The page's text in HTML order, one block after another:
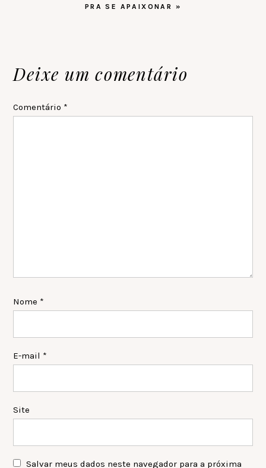
PRA SE APAIXONAR »
Reader
Deixe um comentário
Comentário *
Nome *
E-mail *
Site
Salvar meus dados neste navegador para a próxima